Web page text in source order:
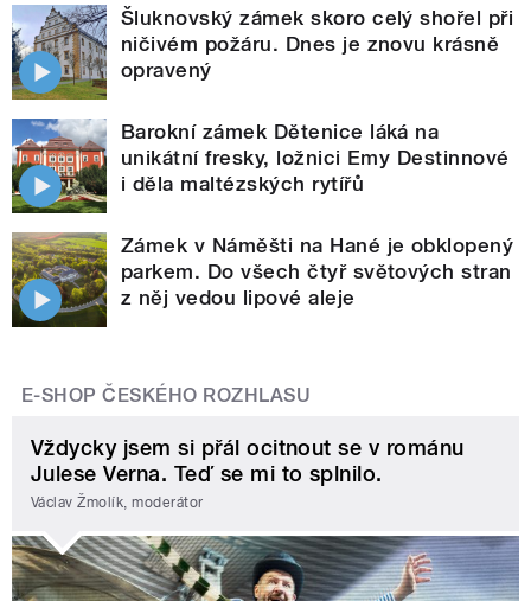
Šluknovský zámek skoro celý shořel při
ničivém požáru. Dnes je znovu krásně
opravený
Barokní zámek Dětenice láká na
unikátní fresky, ložnici Emy Destinnové
i děla maltézských rytířů
Zámek v Náměšti na Hané je obklopený
parkem. Do všech čtyř světových stran
z něj vedou lipové aleje
E-SHOP ČESKÉHO ROZHLASU
Vždycky jsem si přál ocitnout se v románu
Julese Verna. Teď se mi to splnilo.
Václav Žmolík, moderátor